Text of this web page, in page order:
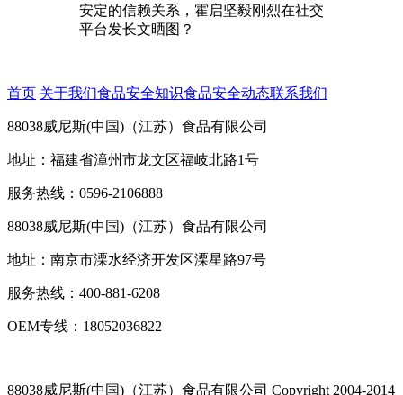
安定的信赖关系，霍启坚毅刚烈在社交
平台发长文晒图？
首页 关于我们食品安全知识食品安全动态联系我们
88038威尼斯(中国)（江苏）食品有限公司
地址：福建省漳州市龙文区福岐北路1号
服务热线：0596-2106888
88038威尼斯(中国)（江苏）食品有限公司
地址：南京市溧水经济开发区溧星路97号
服务热线：400-881-6208
OEM专线：18052036822
88038威尼斯(中国)（江苏）食品有限公司 Copyright 2004-2014